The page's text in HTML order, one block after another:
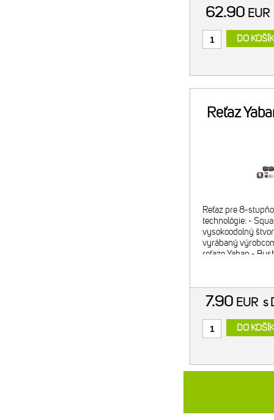
62.90 EUR
DO
Reťaz
Reťaz pre 8-
technológie: -
vysokoodolný
vyrábaný
reťaze Yaban -
7.90 EUR s
DO